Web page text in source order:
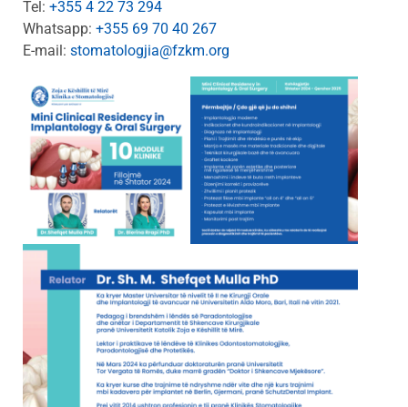
Tel: +355 4 22 73 294
Whatsapp: +355 69 70 40 267
E-mail: stomatologjia@fzkm.org